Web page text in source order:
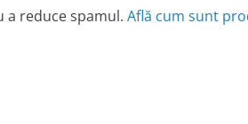
a reduce spamul. Află cum sunt